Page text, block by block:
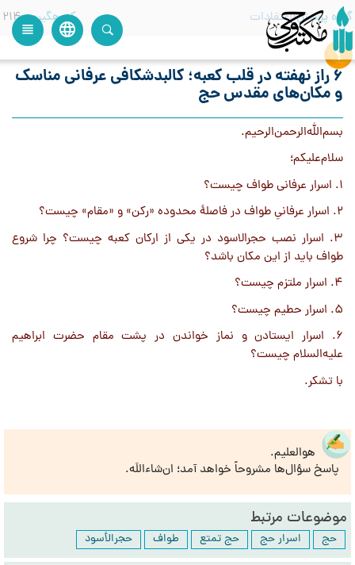
language
view_headline
گروه پرسش اعتقادات کدرهگیری 214
۶ راز نهفته در قلب کعبه؛ کالبدشکافی عرفانی مناسک
و مکان‌های مقدس حج
بسم‌الله‌الرحمن‌الرحیم.
سلام‌علیکم؛
1. اسرار عرفانی طواف چیست؟
2. اسرار عرفانیِ طواف در فاصلۀ محدوده «رکن» و «مقام» چیست؟
3. اسرار نصب حجرالاسود در یکی از ارکان کعبه چیست؟ چرا شروع
طواف باید از این مکان باشد؟
4. اسرار ملتزم چیست؟
5. اسرار حطیم چیست؟
6. اسرار ایستادن و نماز خواندن در پشت مقام حضرت ابراهیم
علیه‌السلام چیست؟
با تشکر.
هوالعلیم.
پاسخ سؤال‌ها مشروحاً خواهد آمد؛ ان‌شاءاللَه.
موضوعات مرتبط
حج اسرار حج حج تمتع طواف حجر‌الأسود